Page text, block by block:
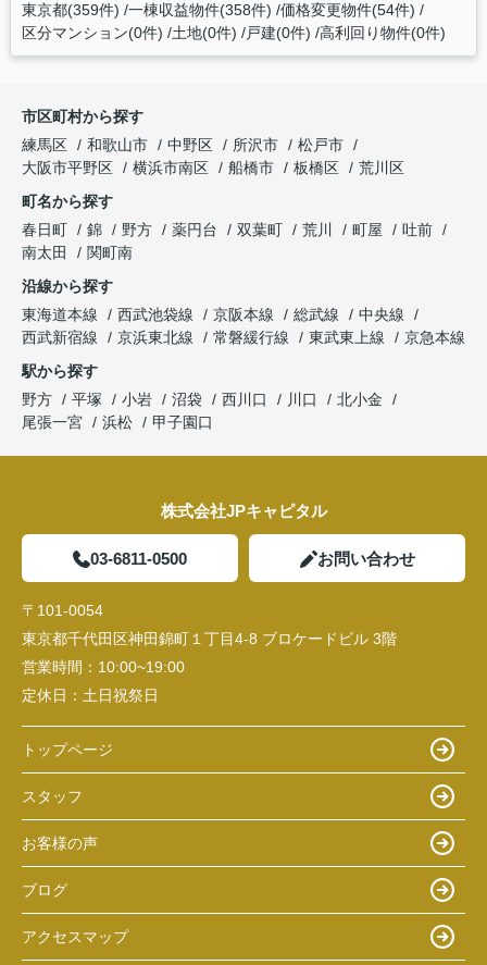
東京都(359件) 一棟収益物件(358件) 価格変更物件(54件)
区分マンション(0件) 土地(0件) 戸建(0件) 高利回り物件(0件)
市区町村から探す
練馬区
和歌山市 中野区 所沢市
松戸市
大阪市平野区
横浜市南区 船橋市 板橋区
荒川区
町名から探す
春日町
錦 野方 薬円台 双葉町 荒川 町屋
吐前
南太田
関町南
沿線から探す
東海道本線
西武池袋線 京阪本線 総武線
中央線
西武新宿線
京浜東北線 常磐緩行線 東武東上線
京急本線
駅から探す
野方
平塚 小岩 沼袋 西川口 川口
北小金
尾張一宮
浜松 甲子園口
株式会社JPキャピタル
03-6811-0500 お問い合わせ
〒101-0054
東京都千代田区神田錦町１丁目4-8 ブロケードビル 3階
営業時間： 10:00~19:00
定休日： 土日祝祭日
トップページ
スタッフ
お客様の声
ブログ
アクセスマップ